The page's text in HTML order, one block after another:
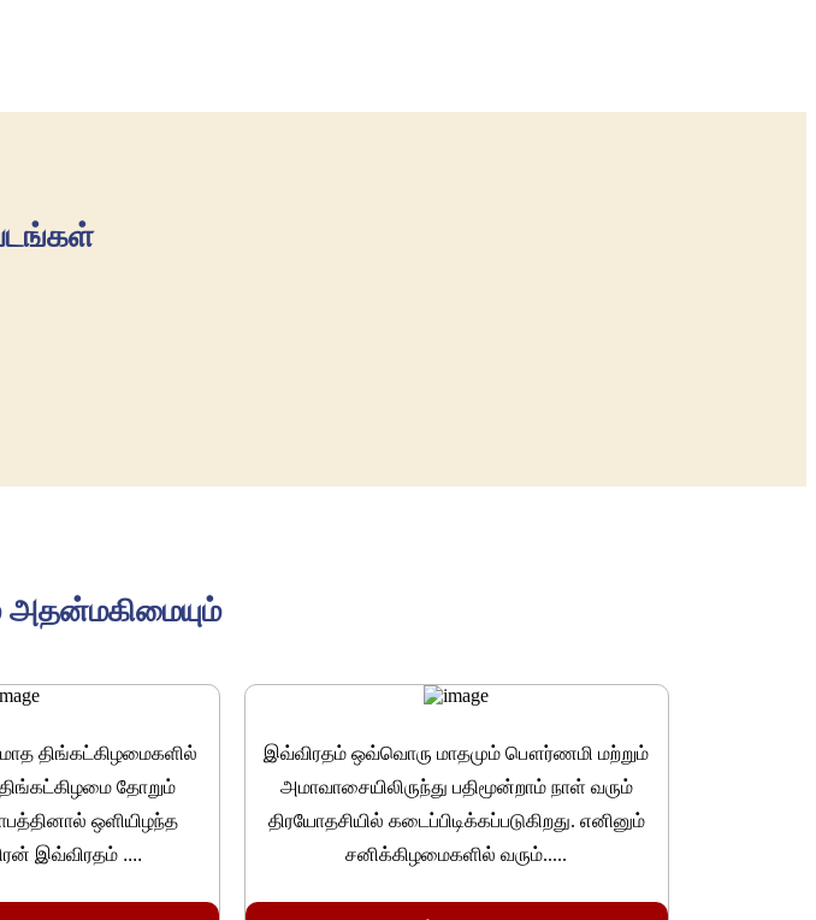
அதன்மகிமையும்
திங்கட்கிழமைகளில்
தோறும்
ஒளியிழந்த
இவ்விரதம் ....
இவ்விரதம் ஒவ்வொரு மாதமும் பௌர்ணமி மற்றும்
அமாவாசையிலிருந்து பதிமூன்றாம் நாள் வரும்
திரயோதசியில் கடைப்பிடிக்கப்படுகிறது. எனினும்
சனிக்கிழமைகளில் வரும்.....